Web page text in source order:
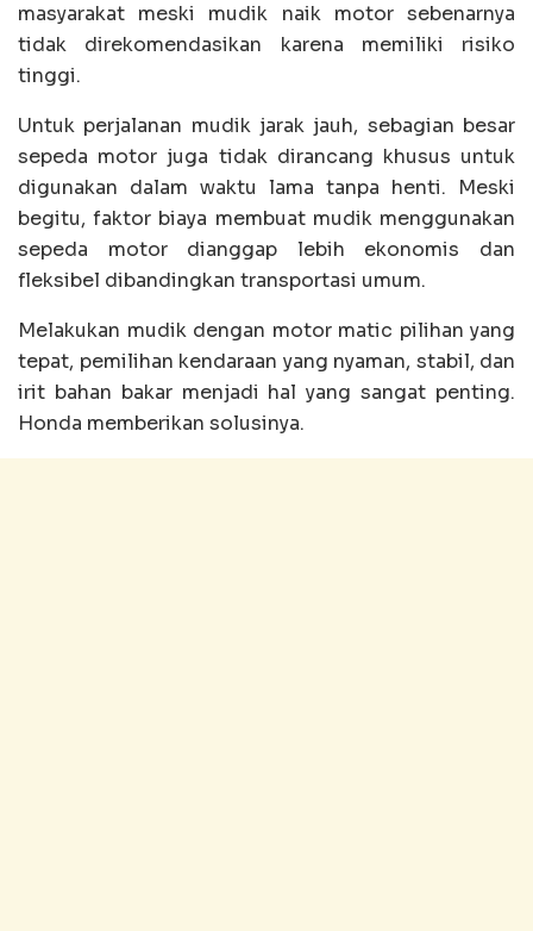
masyarakat meski mudik naik motor sebenarnya
tidak direkomendasikan karena memiliki risiko
tinggi.
Untuk perjalanan mudik jarak jauh, sebagian besar
sepeda motor juga tidak dirancang khusus untuk
digunakan dalam waktu lama tanpa henti. Meski
begitu, faktor biaya membuat mudik menggunakan
sepeda motor dianggap lebih ekonomis dan
fleksibel dibandingkan transportasi umum.
Melakukan mudik dengan motor matic pilihan yang
tepat, pemilihan kendaraan yang nyaman, stabil, dan
irit bahan bakar menjadi hal yang sangat penting.
Honda memberikan solusinya.